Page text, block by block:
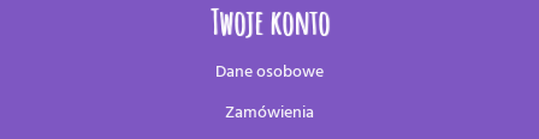
Twoje konto
Dane osobowe
Zamówienia